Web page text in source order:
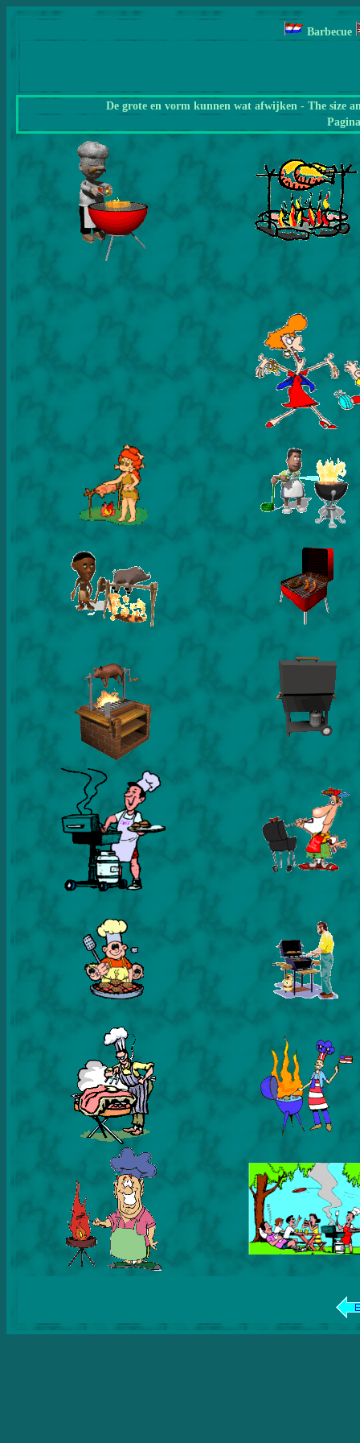
Barbecue
De grote en vorm kunnen wat afwijken - The size